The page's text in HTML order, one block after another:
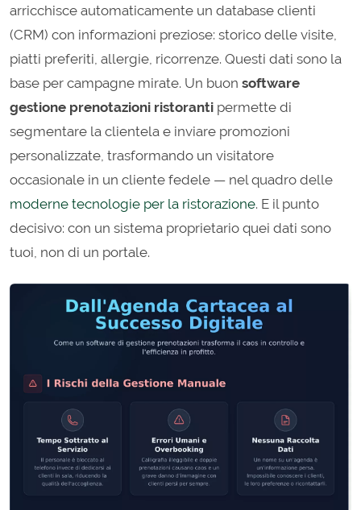
arricchisce automaticamente un database clienti
(CRM) con informazioni preziose: storico delle visite,
piatti preferiti, allergie, ricorrenze. Questi dati sono la
base per campagne mirate. Un buon software
gestione prenotazioni ristoranti permette di
segmentare la clientela e inviare promozioni
personalizzate, trasformando un visitatore
occasionale in un cliente fedele — nel quadro delle
moderne tecnologie per la ristorazione. E il punto
decisivo: con un sistema proprietario quei dati sono
tuoi, non di un portale.